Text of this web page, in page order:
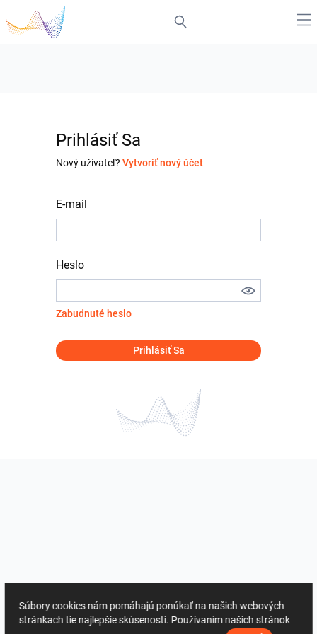
Prihlásiť Sa
Nový užívateľ? Vytvoriť nový účet
E-mail
Heslo
Zabudnuté heslo
Prihlásiť Sa
Súbory cookies nám pomáhajú ponúkať na našich webových
stránkach tie najlepšie skúsenosti. Používaním našich stránok